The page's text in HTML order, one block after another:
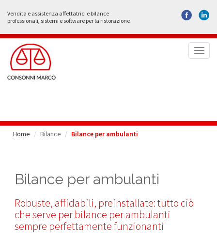
Vendita e assistenza affettatrici e bilance
professionali, sistemi e software per la ristorazione
Home Bilance Bilance per ambulanti
Bilance per ambulanti
Robuste, affidabili, preinstallate: tutto ciò
che serve per bilance per ambulanti
sempre perfettamente funzionanti